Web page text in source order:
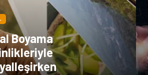
Boyama